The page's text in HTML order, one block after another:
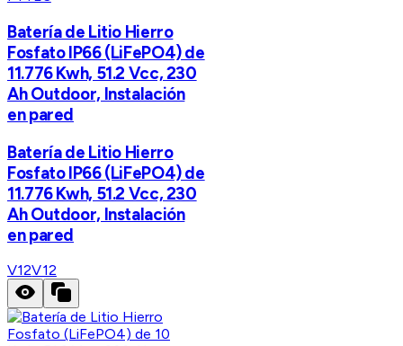
Batería de Litio Hierro
Fosfato IP66 (LiFePO4) de
11.776 Kwh, 51.2 Vcc, 230
Ah Outdoor, Instalación
en pared
Batería de Litio Hierro
Fosfato IP66 (LiFePO4) de
11.776 Kwh, 51.2 Vcc, 230
Ah Outdoor, Instalación
en pared
V12V12